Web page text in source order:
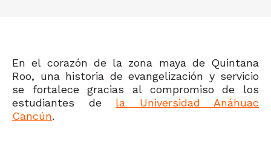
En el corazón de la zona maya de Quintana
Roo, una historia de evangelización y servicio
se fortalece gracias al compromiso de los
estudiantes de la Universidad Anáhuac
Cancún.